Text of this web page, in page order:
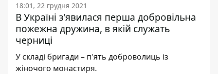
18:01, 22 грудня 2021
В Україні з'явилася перша добровільна
пожежна дружина, в якій служать
черниці
У складі бригади – п'ять доброволиць із
жіночого монастиря.